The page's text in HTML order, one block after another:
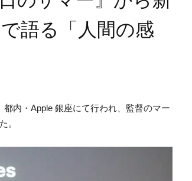
語る「人間の感
内・Apple 銀座にて行われ、監督のマー
。